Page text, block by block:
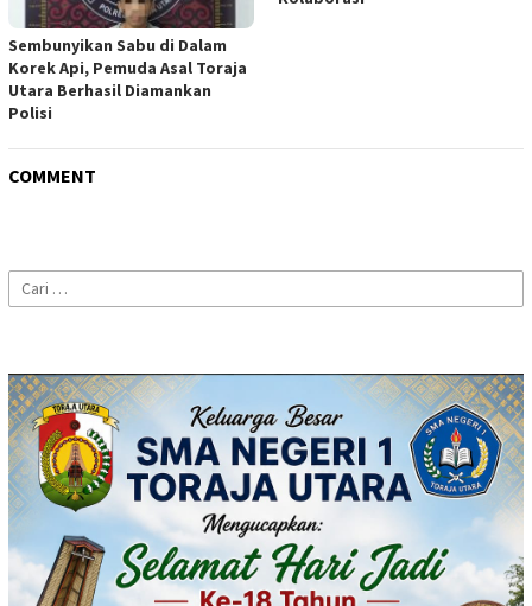
Sembunyikan Sabu di Dalam
Korek Api, Pemuda Asal Toraja
Utara Berhasil Diamankan
Polisi
COMMENT
Cari
untuk: